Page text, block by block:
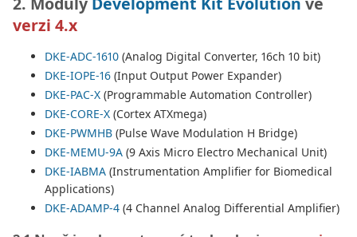
verzi 4.x
DKE-ADC-1610 (Analog Digital Converter, 16ch 10 bit)
DKE-IOPE-16 (Input Output Power Expander)
DKE-PAC-X (Programmable Automation Controller)
DKE-CORE-X (Cortex ATXmega)
DKE-PWMHB (Pulse Wave Modulation H Bridge)
DKE-MEMU-9A (9 Axis Micro Electro Mechanical Unit)
DKE-IABMA (Instrumentation Amplifier for Biomedical
Applications)
DKE-ADAMP-4 (4 Channel Analog Differential Amplifier)